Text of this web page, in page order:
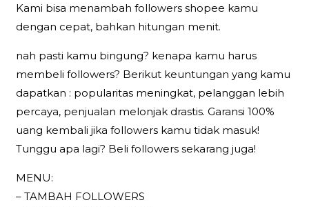
Kami bisa menambah followers shopee kamu
dengan cepat, bahkan hitungan menit.
nah pasti kamu bingung? kenapa kamu harus
membeli followers? Berikut keuntungan yang kamu
dapatkan : popularitas meningkat, pelanggan lebih
percaya, penjualan melonjak drastis. Garansi 100%
uang kembali jika followers kamu tidak masuk!
Tunggu apa lagi? Beli followers sekarang juga!
MENU:
– TAMBAH FOLLOWERS